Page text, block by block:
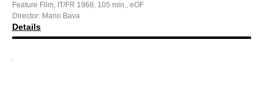
Feature Film, IT/FR 1968, 105 min., eOF
Director: Mario Bava
Details